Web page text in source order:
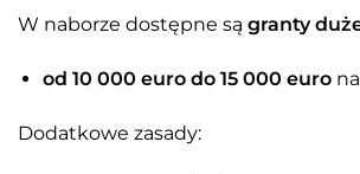
W naborze dostępne są granty
od 10 000 euro do 15 000 euro
Dodatkowe zasady: